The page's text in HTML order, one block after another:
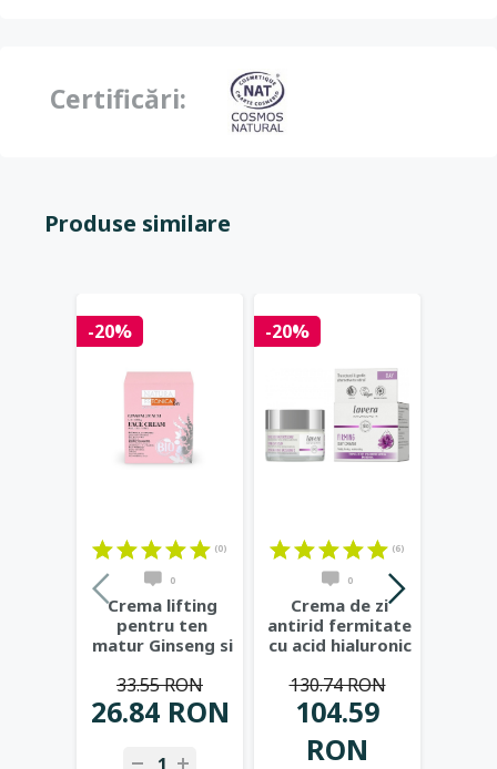
Certificări:
Produse similare
-20%
(0)
0
Crema lifting
pentru ten
matur Ginseng si
Natura...
26.84 RON
33.55 RON
-20%
(6)
0
Crema de zi
antirid fermitate
cu acid hialuronic
104.59
RON
130.74 RON